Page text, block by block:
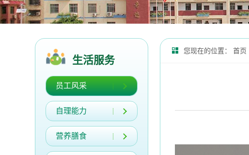
生活服务
员工风采
自理能力
营养膳食
您现在的位置： 首页